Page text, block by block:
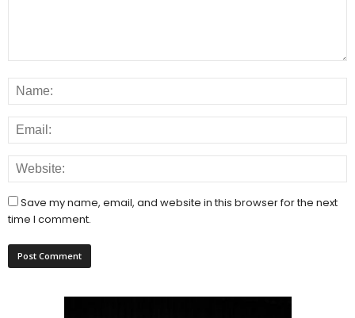
Save my name, email, and website in this browser for the next
time I comment.